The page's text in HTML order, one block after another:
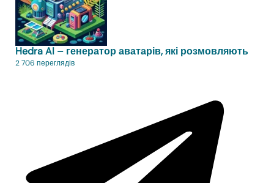
Hedra AI – генератор аватарів, які розмовляють
2 706 переглядів